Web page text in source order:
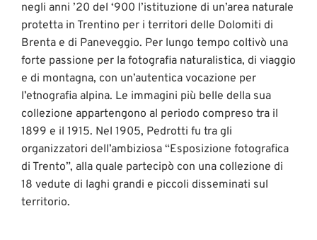
negli anni ’20 del ‘900 l’istituzione di un’area naturale
protetta in Trentino per i territori delle Dolomiti di
Brenta e di Paneveggio. Per lungo tempo coltivò una
forte passione per la fotografia naturalistica, di viaggio
e di montagna, con un’autentica vocazione per
l’etnografia alpina. Le immagini più belle della sua
collezione appartengono al periodo compreso tra il
1899 e il 1915. Nel 1905, Pedrotti fu tra gli
organizzatori dell’ambiziosa “Esposizione fotografica
di Trento”, alla quale partecipò con una collezione di
18 vedute di laghi grandi e piccoli disseminati sul
territorio.